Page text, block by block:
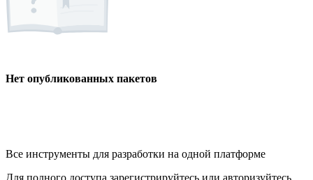
Нет опубликованных пакетов
Все инструменты для разработки на одной платформе
Для полного доступа зарегистрируйтесь или авторизуйтесь